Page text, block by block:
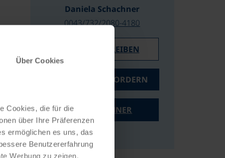
Über Cookies
Cookies, die für die
über Ihre Präferenzen
ermöglichen es uns, das
Benutzererfahrung
Werbung zu zeigen,
Daniela Schachner
0043/732/2080-4180
E-MAIL SCHREIBEN
ANGEBOT ANFORDERN
PREISRECHNER